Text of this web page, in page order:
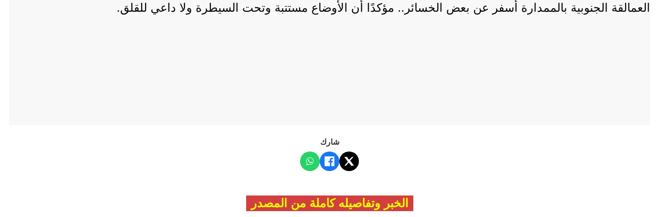
العمالقة الجنوبية بالممدارة أسفر عن بعض الخسائر.. مؤكدًا أن الأوضاع مستتبة وتحت السيطرة ولا داعي للقلق.
شارك
الخبر وتفاصيله كاملة من المصدر